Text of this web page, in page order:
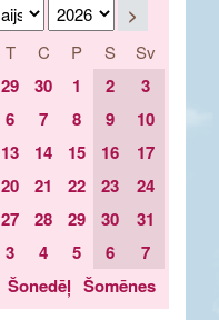
>
T C P S Sv
29 30 1 2
3
6 7 8 9
10
13 14 15 16
17
20 21 22 23
24
27 28 29 30
31
3 4 5 6
7
Šonedēļ Šomēnes